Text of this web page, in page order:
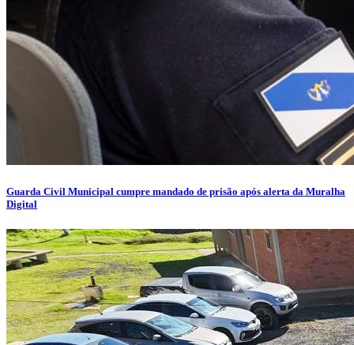
Guarda Civil Municipal cumpre mandado de prisão após alerta da Muralha
Digital